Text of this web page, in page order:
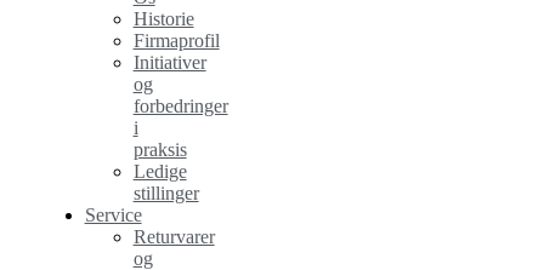
Historie
Firmaprofil
Initiativer
og
forbedringer
i
praksis
Ledige
stillinger
Service
Returvarer
og